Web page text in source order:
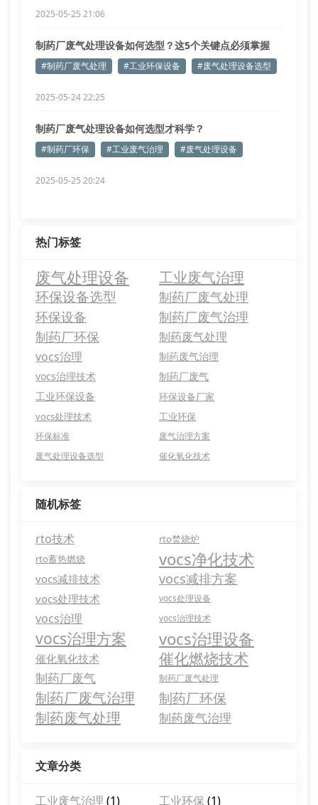
2025-05-25 21:06
制药厂废气处理设备如何选型？这5个关键点必须掌握
#制药厂废气处理 #工业环保设备 #废气处理设备选型
2025-05-24 22:25
制药厂废气处理设备如何选型才科学？
#制药厂环保 #工业废气治理 #废气处理设备
2025-05-25 20:24
热门标签
废气处理设备 工业废气治理
环保设备选型 制药厂废气处理
环保设备
制药厂废气治理
制药厂环保
制药废气处理
vocs治理
制药废气治理
vocs治理技术
制药厂废气
工业环保设备
环保设备厂家
vocs处理技术
工业环保
环保标准
废气治理方案
废气处理设备选型
催化氧化技术
随机标签
rto技术
rto焚烧炉
rto蓄热燃烧
vocs净化技术
vocs减排技术 vocs减排方案
vocs处理技术 vocs处理设备
vocs治理 vocs治理技术
vocs治理方案 vocs治理设备
催化氧化技术 催化燃烧技术
制药厂废气 制药厂废气处理
制药厂废气治理 制药厂环保
制药废气处理 制药废气治理
文章分类
工业废气治理 (1) 工业环保 (1)